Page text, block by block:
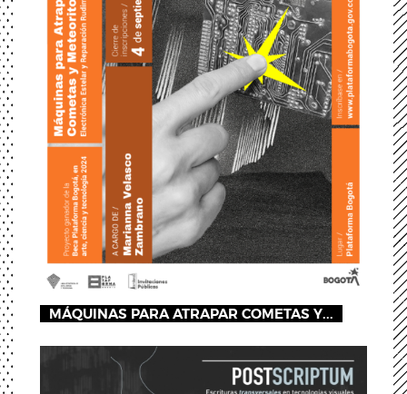
MÁQUINAS PARA ATRAPAR COMETAS Y...